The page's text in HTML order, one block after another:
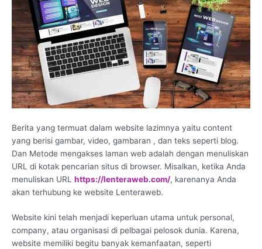
Berita yang termuat dalam website lazimnya yaitu content
yang berisi gambar, video, gambaran , dan teks seperti blog.
Dan Metode mengakses laman web adalah dengan menuliskan
URL di kotak pencarian situs di browser. Misalkan, ketika Anda
menuliskan URL https://lenteraweb.com/, karenanya Anda
akan terhubung ke website Lenteraweb.
Website kini telah menjadi keperluan utama untuk personal,
company, atau organisasi di pelbagai pelosok dunia. Karena,
website memiliki begitu banyak kemanfaatan, seperti